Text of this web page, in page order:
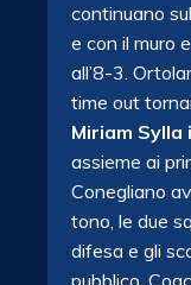
continuano
e con il muro
all’8-3.
time out
Miriam Sylla
assieme ai
Conegliano
tono, le due
difesa e gli